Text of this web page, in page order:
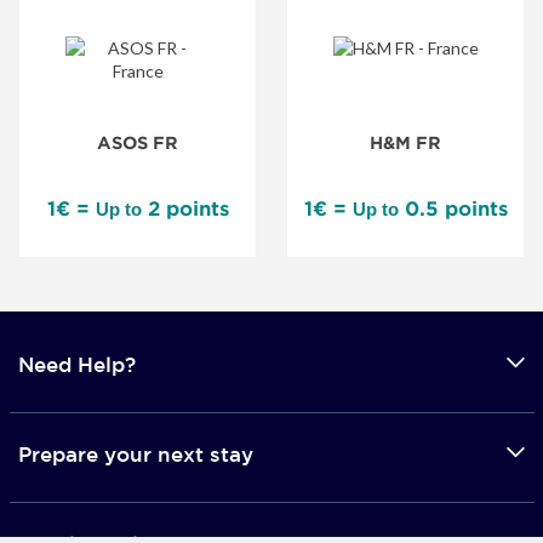
ASOS FR
1€ = Up to2 points
H&M FR
1€ = Up to0.5 points
Need Help?
Prepare your next stay